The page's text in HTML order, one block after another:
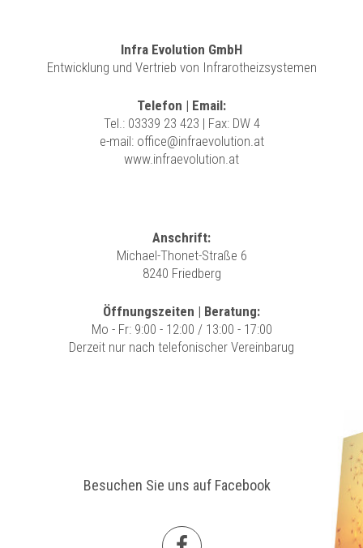
Infra Evolution GmbH
Entwicklung und Vertrieb von Infrarotheizsystemen
Telefon | Email:
Tel.: 03339 23 423 | Fax: DW 4
e-mail: office@infraevolution.at
www.infraevolution.at
Anschrift:
Michael-Thonet-Straße 6
8240 Friedberg
Öffnungszeiten | Beratung:
Mo - Fr: 9:00 - 12:00 / 13:00 - 17:00
Derzeit nur nach telefonischer Vereinbarug
Besuchen Sie uns auf Facebook